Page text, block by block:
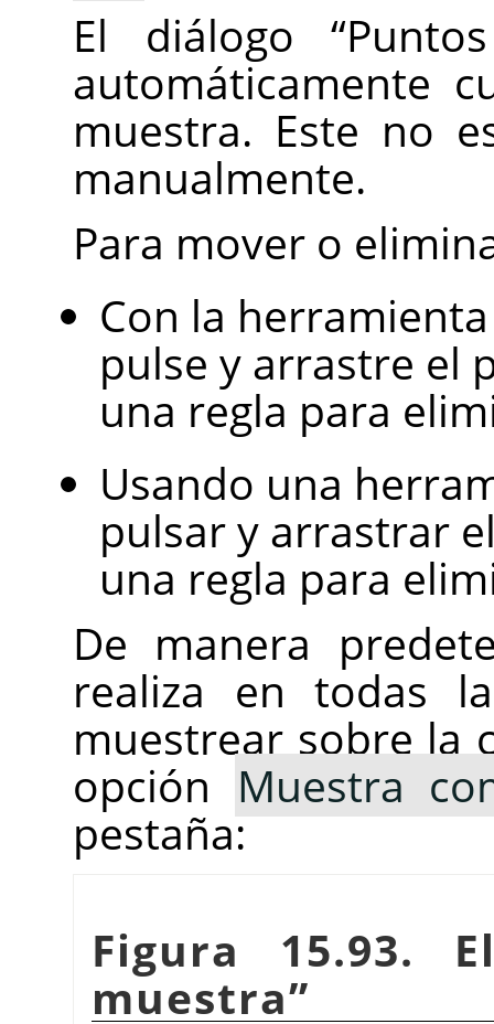
El diálogo “
automáticamente
muestra. Este no
manualmente.
Para mover o
Con la
pulse y arrastre el
una regla para
Usando una
pulsar y arrastrar
una regla para
De manera
realiza en todas
muestrear sobre la
opción Muestra
pestaña:
Figura 15.93.
muestra”